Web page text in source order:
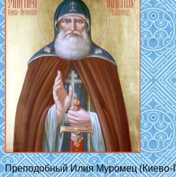
Преподобный Илия Муромец (Киево-